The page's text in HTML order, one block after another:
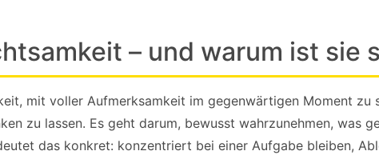
– und warum ist sie
mit voller Aufmerksamkeit im gegenwärtigen Moment zu
zu lassen. Es geht darum, bewusst wahrzunehmen, was
das konkret: konzentriert bei einer Aufgabe bleiben,